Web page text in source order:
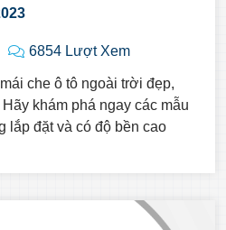
6854 Lượt Xem
che ô tô ngoài trời đẹp,
khám phá ngay các mẫu
lắp đặt và có độ bền cao